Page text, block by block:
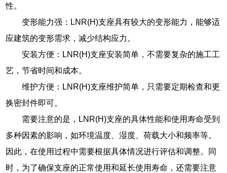
性。
变形能力强：LNR(H)支座具有较大的变形能力，能够适
应建筑的变形需求，减少结构应力。
安装方便：LNR(H)支座安装简单，不需要复杂的施工工
艺，节省时间和成本。
维护方便：LNR(H)支座维护简单，只需要定期检查和更
换密封件即可。
需要注意的是，LNR(H)支座的具体性能和使用寿命受到
多种因素的影响，如环境温度、湿度、荷载大小和频率等。
因此，在使用过程中需要根据具体情况进行评估和调整。同
时，为了确保支座的正常使用和延长使用寿命，还需要注意